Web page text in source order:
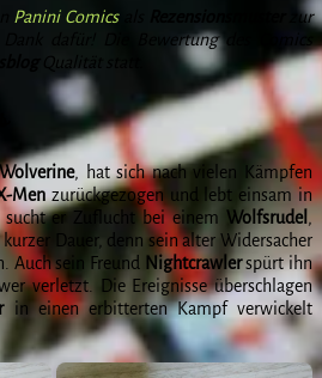
Panini Comicsals
zur
dafür! Die Bewertung des Comics
Qualität statt.
Wolverine, hat sich nach vielen Kämpfen
Men zurückgezogen und lebt einsam in
er Zuflucht bei einem Wolfsrudel
Dauer, denn sein alter Widersacher
Auch sein Freund Nightcrawlerspürt ihn
verletzt. Die Ereignisse überschlagen
in einen erbitterten Kampf verwickelt